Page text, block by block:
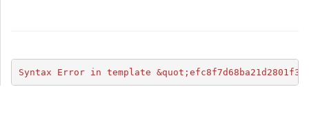
Syntax Error in template